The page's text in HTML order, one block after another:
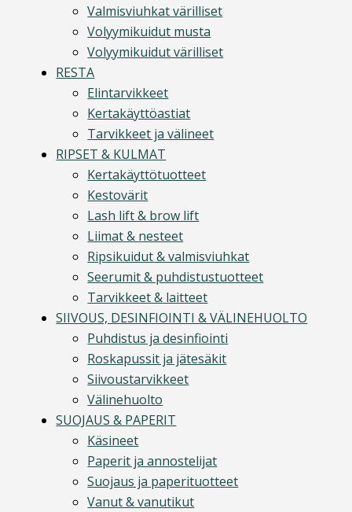
Valmisviuhkat värilliset
Volyymikuidut musta
Volyymikuidut värilliset
RESTA
Elintarvikkeet
Kertakäyttöastiat
Tarvikkeet ja välineet
RIPSET & KULMAT
Kertakäyttötuotteet
Kestovärit
Lash lift & brow lift
Liimat & nesteet
Ripsikuidut & valmisviuhkat
Seerumit & puhdistustuotteet
Tarvikkeet & laitteet
SIIVOUS, DESINFIOINTI & VÄLINEHUOLTO
Puhdistus ja desinfiointi
Roskapussit ja jätesäkit
Siivoustarvikkeet
Välinehuolto
SUOJAUS & PAPERIT
Käsineet
Paperit ja annostelijat
Suojaus ja paperituotteet
Vanut & vanutikut